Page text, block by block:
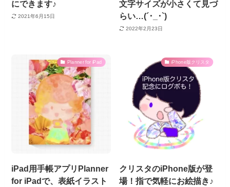
にできます♪
2021年6月15日
文字サイズが小さくて見づ
らい…(´･_･`)
2022年2月23日
Planner for iPad
iPad用手帳アプリPlanner
for iPadで、表紙イラスト
iPhone版クリスタ
クリスタのiPhone版が登
場！指で気軽にお絵描き♪